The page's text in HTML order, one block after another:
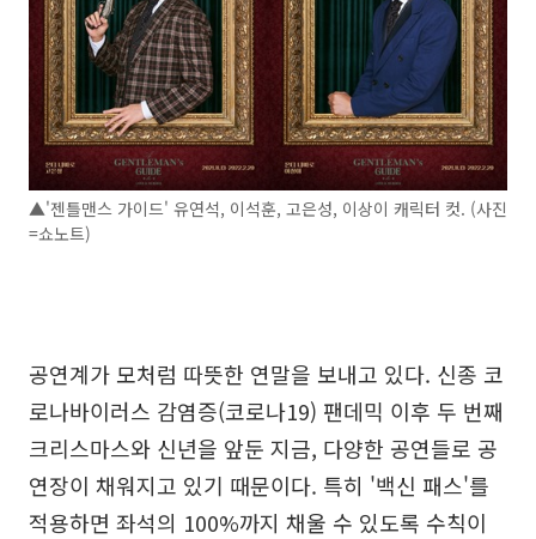
▲'젠틀맨스 가이드' 유연석, 이석훈, 고은성, 이상이 캐릭터 컷. (사진
=쇼노트)
공연계가 모처럼 따뜻한 연말을 보내고 있다. 신종 코
로나바이러스 감염증(코로나19) 팬데믹 이후 두 번째
크리스마스와 신년을 앞둔 지금, 다양한 공연들로 공
연장이 채워지고 있기 때문이다. 특히 '백신 패스'를
적용하면 좌석의 100%까지 채울 수 있도록 수칙이